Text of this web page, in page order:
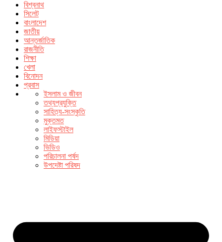
বিশ্বনাথ
সিলেট
বাংলাদেশ
জাতীয়
আন্তর্জাতিক
রাজনীতি
শিক্ষা
খেলা
বিনোদন
প্রবাস
ইসলাম ও জীবন
তথ্যপ্রযুক্তি
সাহিত্য-সংস্কৃতি
মুক্তমত
লাইফস্টাইল
মিডিয়া
ভিডিও
পরিচালনা পর্ষদ
উপদেষ্টা পরিষদ